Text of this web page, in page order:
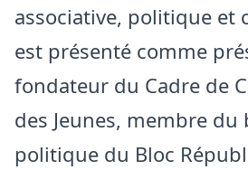
associative, politique et
est présenté comme
fondateur du Cadre de
des Jeunes, membre du
politique du Bloc